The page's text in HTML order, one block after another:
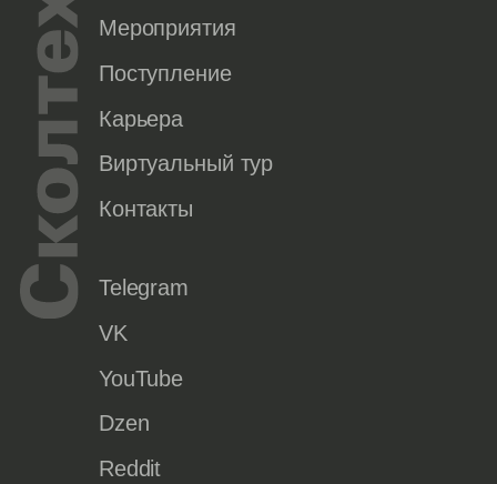
Мероприятия
Поступление
Карьера
Виртуальный тур
Контакты
Telegram
VK
YouTube
Dzen
Reddit